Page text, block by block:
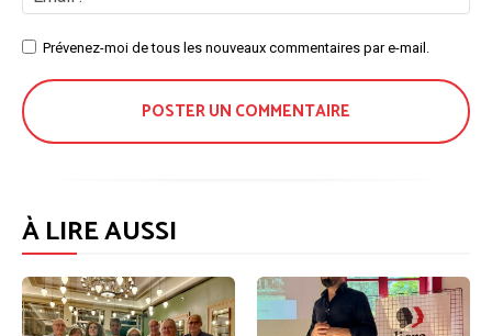
:*
SitePrévenez-moi de tous les nouveaux commentaires par e-mail.
À LIRE AUSSI